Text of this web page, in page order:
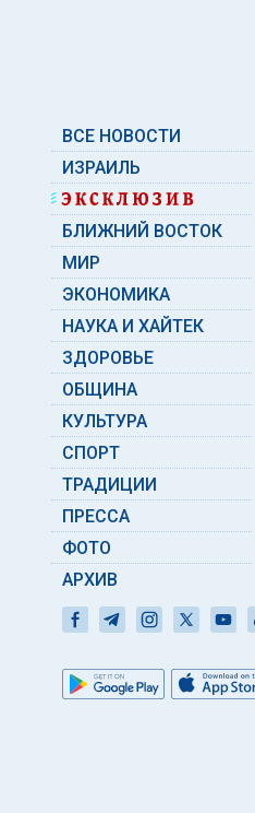
ВСЕ НОВОСТИ
ИЗРАИЛЬ
БЛИЖНИЙ ВОСТОК
МИР
ЭКОНОМИКА
НАУКА И ХАЙТЕК
ЗДОРОВЬЕ
ОБЩИНА
КУЛЬТУРА
СПОРТ
ТРАДИЦИИ
ПРЕССА
ФОТО
АРХИВ